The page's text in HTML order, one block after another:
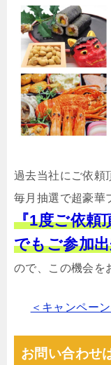
過去当社にご依頼
毎月抽選で超豪華
『1度ご依頼
でもご参加
ので、この機会を
＜キャンペー
お問い合わせ